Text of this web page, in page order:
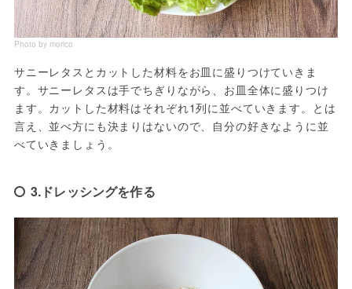
Photo by morico
サニーレタスとカットした材料をお皿に盛りつけていきま
す。サニーレタスは手でちぎりながら、お皿全体に盛りつけ
ます。カットした材料はそれぞれ1列に並べていきます。とは
言え、並べ方にも決まりはないので、自分の好きなように並
べていきましょう。
3.ドレッシングを作る